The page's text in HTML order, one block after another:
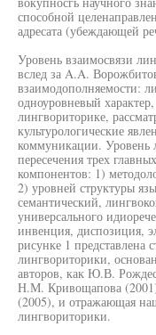
способной
адресата (убеждающей
Уровень взаимосвязи
вслед за A.A.
взаимодополняемости:
одноуровневый
лингвориторике,
культурологические
коммуникации. Уровень
пересечения трех
компонентов: 1)
2) уровней структуры
семантический,
универсального
инвенция, диспозиция,
рисунке 1 представлена
лингвориторики,
авторов, как Ю.В.
Н.М. Кривощапова
(2005), и отражающая
лингвориторики.